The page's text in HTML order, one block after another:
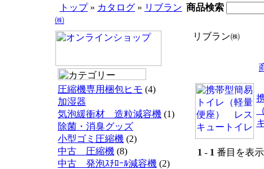
トップ» カタログ » リブラン
㈱
商品検索
圧縮機専用梱包ヒモ (4)
加湿器
気泡緩衝材 造粒減容機 (1)
除菌・消臭グッズ
小型ゴミ圧縮機 (2)
中古 圧縮機 (8)
中古 発泡ｽﾁﾛｰﾙ減容機 (2)
リブラン㈱
1 - 1 番目を表